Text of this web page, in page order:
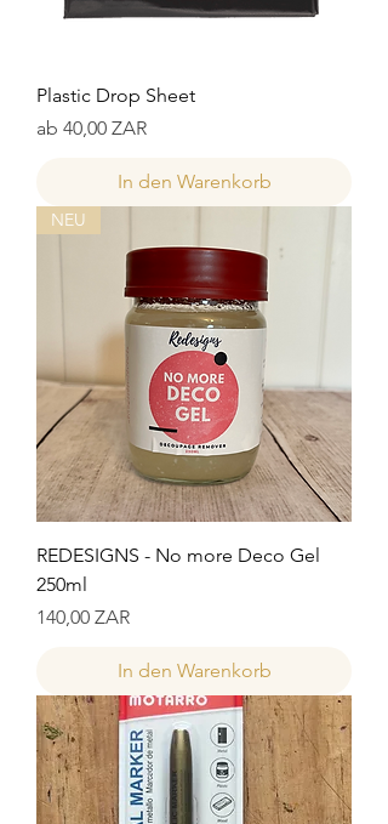
Plastic Drop Sheet
ab 40,00 ZAR
Sale-Preis
In den Warenkorb
NEU
REDESIGNS - No more Deco Gel
250ml
Preis
140,00 ZAR
In den Warenkorb